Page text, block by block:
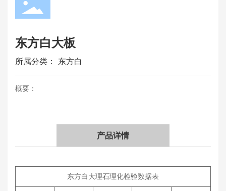
东方白大板
所属分类： 东方白
概要：
产品详情
东方白大理石理化检验数据表